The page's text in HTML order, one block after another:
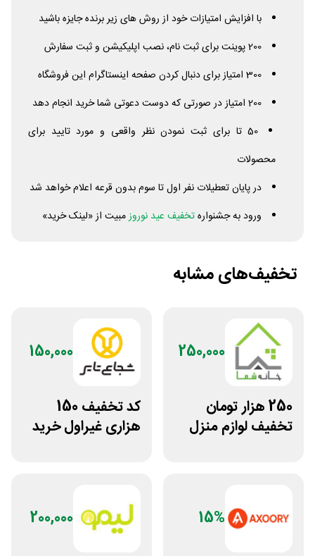
با افزایش امتیازات خود از روش های زیر برنده جایزه باشید
200 پوینت برای ثبت نام، نصب اپلیکیشن و ثبت سفارش
300 امتیاز برای دنبال کردن صفحه اینستاگرام این فروشگاه
200 امتیاز در صورتی که دوست دعوتی شما خرید انجام دهد
50 تا برای ثبت نمودن نظر واقعی و مورد تایید برای
محصولات
در پایان تعطیلات نفر اول تا سوم بدون قرعه اعلام خواهد شد
ورود به جشنوارهتخفیف عید نوروزمبیت از «لینک خرید»
تخفیف‌های مشابه
250,000
250 هزار تومان
تخفیف لوازم منزل
150,000
کد تخفیف 150
هزاری غیراول خرید
15%
200,000